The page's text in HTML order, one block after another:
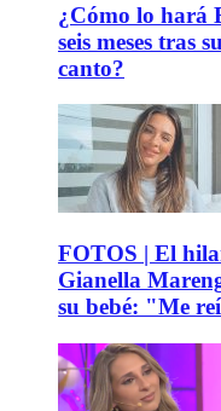
¿Cómo lo hará
seis meses tras
canto?
FOTOS | El
Gianella
su bebé: "Me